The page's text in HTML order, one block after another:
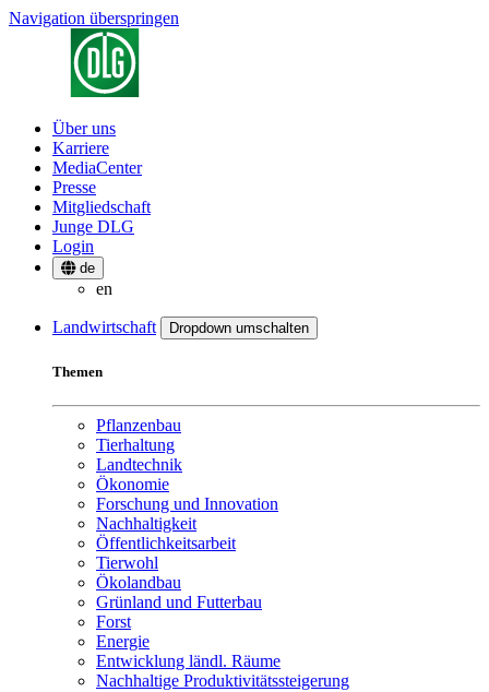
Navigation überspringen
Über uns
Karriere
MediaCenter
Presse
Mitgliedschaft
Junge DLG
Login
de
en
Landwirtschaft Dropdown umschalten
Themen
Pflanzenbau
Tierhaltung
Landtechnik
Ökonomie
Forschung und Innovation
Nachhaltigkeit
Öffentlichkeitsarbeit
Tierwohl
Ökolandbau
Grünland und Futterbau
Forst
Energie
Entwicklung ländl. Räume
Nachhaltige Produktivitätssteigerung